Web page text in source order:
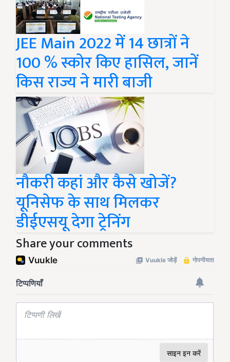
JEE Main 2022 में 14 छात्रों ने
100 % स्कोर किए हासिल, जानें
किस राज्य ने मारी बाजी
नौकरी कहां और कैसे खोजें?
यूनिसेफ के साथ मिलकर
डीईएसयू देगा ट्रेनिंग
Share your comments